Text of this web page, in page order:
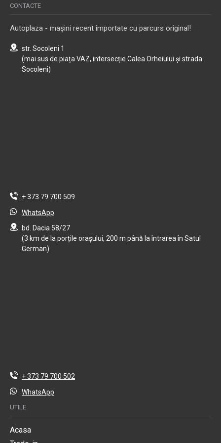
CONTACTE
Autoplaza - mașini recent importate cu parcurs original!
str. Socoleni 1
(mai sus de piața VAZ, intersecție Calea Orheiului și strada
Socoleni)
+ 373 79 700 509
WhatsApp
bd. Dacia 58/27
(3 km de la porțile orașului, 200 m până la întrarea în Satul
German)
+ 373 79 700 502
WhatsApp
UTILE
Acasa